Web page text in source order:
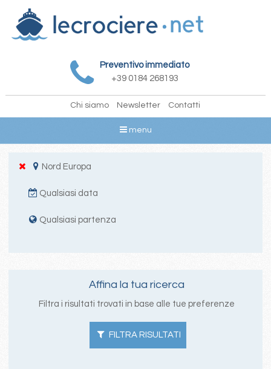
Preventivo immediato
+39 0184 268193
Chi siamo Newsletter Contatti
menu
Nord Europa
Qualsiasi data
Qualsiasi partenza
Affina la tua ricerca
Filtra i risultati trovati in base alle tue preferenze
FILTRA RISULTATI